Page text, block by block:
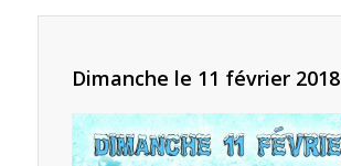
Dimanche le 11 février 2018